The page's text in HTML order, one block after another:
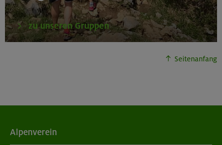
zu unseren Gruppen
Seitenanfang
Alpenverein